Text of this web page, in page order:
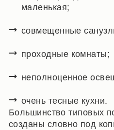
маленькая;
совмещенные
проходные комнаты;
неполноценное
очень тесные кухни.
Большинство типовых
созданы словно под